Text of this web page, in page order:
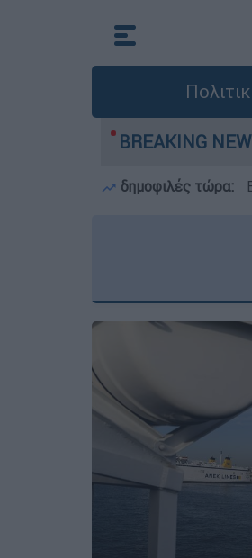
BREAKING
Πόρτο Γερμανό μετά τη
δημοφιλές τώρα: